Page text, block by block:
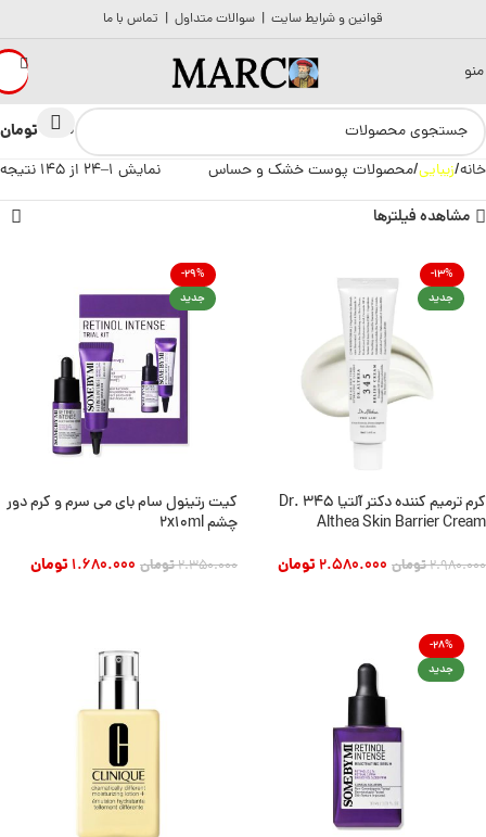
قوانین و شرایط سایت | سوالات متداول | تماس با ما
منو
0 تومان
خانه زیبایی محصولات پوست خشک و حساس نمایش 1–24 از 145 نتیجه
مشاهده فیلترها
-13%
جدید
کرم ترمیم کننده دکتر آلتیا 345 Dr.
Althea Skin Barrier Cream
2.980.000تومان 2.580.000تومان
-29%
جدید
کیت رتینول سام بای می سرم و کرم دور
چشم 2x10ml
2.350.000تومان 1.680.000تومان
-28%
جدید